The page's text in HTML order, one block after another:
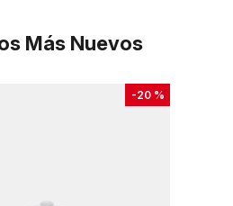
Más Nuevos
-20 %